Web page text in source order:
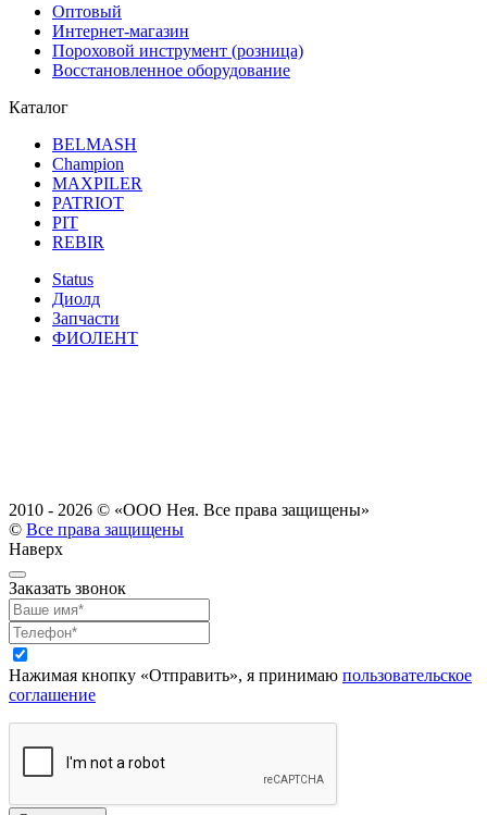
Оптовый
Интернет-магазин
Пороховой инструмент (розница)
Восстановленное оборудование
Каталог
BELMASH
Champion
MAXPILER
PATRIOT
PIT
REBIR
Status
Диолд
Запчасти
ФИОЛЕНТ
2010 - 2026 © «ООО Нея. Все права защищены»
© Все права защищены
Наверх
Заказать звонок
Нажимая кнопку «Отправить», я принимаю пользовательское
соглашение